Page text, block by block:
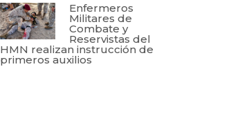
Enfermeros
Militares de
Combate y
Reservistas del
HMN realizan instrucción de
primeros auxilios